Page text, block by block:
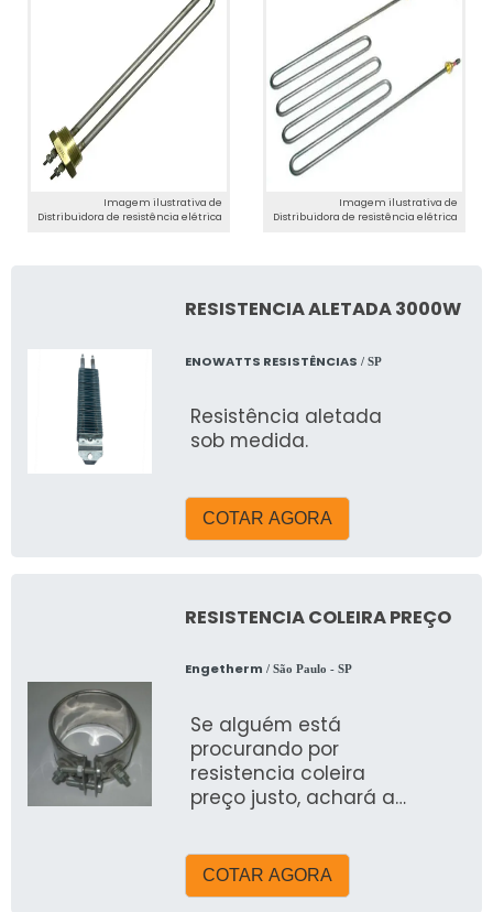
Imagem ilustrativa de
Distribuidora de resistência elétrica
Imagem ilustrativa de
Distribuidora de resistência elétrica
RESISTENCIA ALETADA 3000W
ENOWATTS RESISTÊNCIAS / SP
Resistência aletada
sob medida.
COTAR AGORA
RESISTENCIA COLEIRA PREÇO
Engetherm / São Paulo - SP
Se alguém está
procurando por
resistencia coleira
preço justo, achará a
uma cotação por meio
da própria empresa e
COTAR AGORA